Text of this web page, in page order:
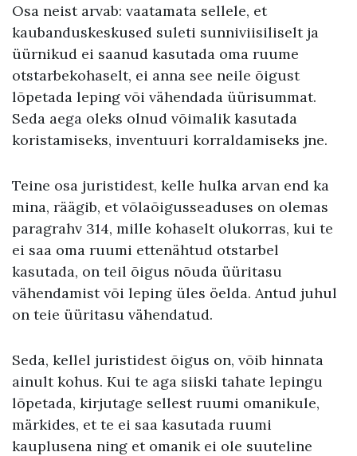
Osa neist arvab: vaatamata sellele, et
kaubanduskeskused suleti sunniviisiliselt ja
üürnikud ei saanud kasutada oma ruume
otstarbekohaselt, ei anna see neile õigust
lõpetada leping või vähendada üürisummat.
Seda aega oleks olnud võimalik kasutada
koristamiseks, inventuuri korraldamiseks jne.
Teine osa juristidest, kelle hulka arvan end ka
mina, räägib, et võlaõigusseaduses on olemas
paragrahv 314, mille kohaselt olukorras, kui te
ei saa oma ruumi ettenähtud otstarbel
kasutada, on teil õigus nõuda üüritasu
vähendamist või leping üles öelda. Antud juhul
on teie üüritasu vähendatud.
Seda, kellel juristidest õigus on, võib hinnata
ainult kohus. Kui te aga siiski tahate lepingu
lõpetada, kirjutage sellest ruumi omanikule,
märkides, et te ei saa kasutada ruumi
kauplusena ning et omanik ei ole suuteline